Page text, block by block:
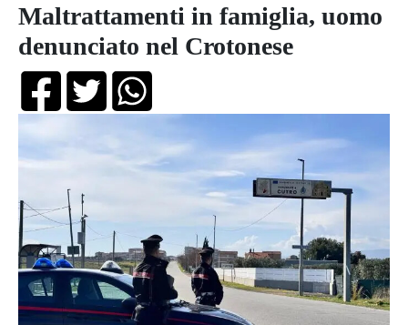
Maltrattamenti in famiglia, uomo
denunciato nel Crotonese